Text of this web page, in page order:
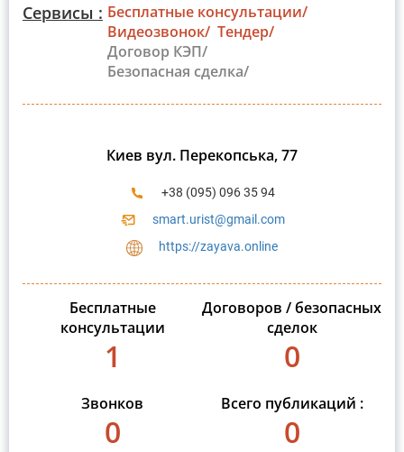
Сервисы : Бесплатные консультации/
Видеозвонок/ Тендер/
Договор КЭП/
Безопасная сделка/
Киев вул. Перекопська, 77
+38 (095) 096 35 94
smart.urist@gmail.com
https://zayava.online
Бесплатные
консультации
1
Звонков
0
Договоров / безопасных
сделок
0
Всего публикаций :
0